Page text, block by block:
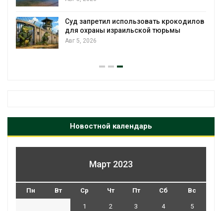
Суд запретил использовать крокодилов
для охраны израильской тюрьмы
Авг 5, 2026
Новостной календарь
Март 2023
Пн Вт Ср Чт Пт Сб Вс
1 2 3 4 5